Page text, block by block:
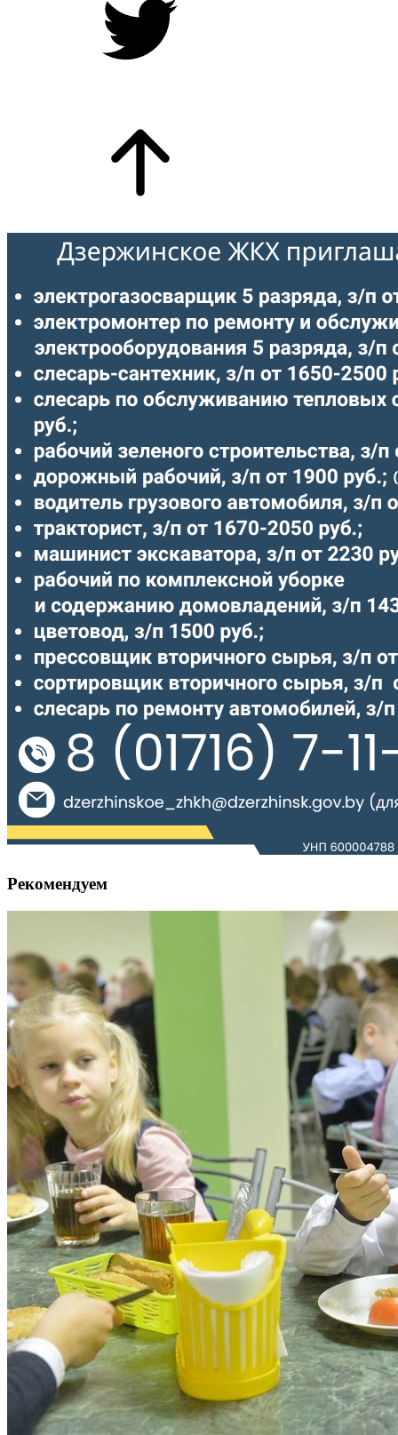
Рекомендуем